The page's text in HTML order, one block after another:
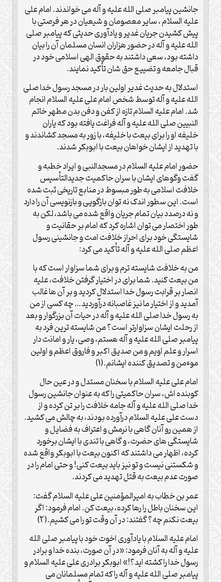
جانشین پیامبر صلی الله علیه و آله می خواندند. امام علی
علیه السلام ، سایر معصومان و شیعیان در هر فرصتی با
پیش کشیدن جریان غدیر و یادآوری حدیثی که پیامبر صلی
الله علیه و آله در حضور هزاران انسان مسلمان آن را بیان
داشته بود، سعی داشتند به حقوق الهی اسلامی خود در
قبال جامعه و تضییع حق شان تأکید نمایند.
استدلال به حدیث غدیر اولین بار در مسجد رسول خدا صلی
الله علیه و آله توسط شخص امام علی علیه السلام انجام
شد. امام علیه السلام تازه از کفن و دفن بدن مطهر خاتم
النبیین صلی الله علیه و آله فراغت یافته بود که یاران
خلیفه او را برای بیعت با خلیفه، با زور به مسجد کشاندند و
با تهدید از ایشان خواهان بیعت با ابوبکر شدند.
حضور امام علیه السلام در مسجدالنبی و ایراد خطبه و
گفت وگوهای ایشان با سران حاکمیت جدیدالتأسیس
خلافت اسلامی به طور مبسوط در منابع تاریخی ثبت شده
است. این سطور اندک نه توان بازگویی و بازنویسی آن را دارد
و نه درصدد بیان تمام جریان واقع شده می باشد، لکن به
طور اختصار می توان اشاره کرد که امام بر حقانیت و
شایستگی خود برای احراز خلافت امت و جانشینی رسول
اعظم صلی الله علیه و آله تأکید می کرد:
من به خلافت شایسته ترم و برای شما سزاوار است که با
من بیعت کنید. شما برای در اختیار گرفتن خلافت، علیه
انصار بر قرابت رسول خدا استدلال کردید و بر آن ها غالب
آمدید و از اختیار ما نیز غاصبانه درآوردید… چه کسی از من
به رسول خدا صلی الله علیه و آله در حیات آن بزرگوار و بعد
از رحلت ایشان سزاوارتر است؟ من شایسته ترین فرد به
پیامبر صلی الله علیه و آله هستم، وصی، یار و امانت دار
اسرار و علم اویم و من صدیق اکبر و فاروق اعظم و اولین
موءمن و تصدیق کننده ایشانم.(1)
امام علی علیه السلام با سخنان مستدل و در عین حال
کوبنده اش، سران حاکمیتی را که به عنوان جانشین رسول
خدا صلی الله علیه و آله جامه خلافت را بر تن کرده و از
دست علی علیه السلام درآورده بودند، به چالش می کشید.
از همین رو آنان گاهی با نرمش و اعتراف به فضایل و
شایستگی های حضرت، و گاهی با تندی با ایشان برخورد
کرده، اظهار می داشتند که اکنون بیعت با ابوبکر واقع شده
و شکستنی نیست و تو نیز باید بیعت کنی! و حتی امام را در
صورت عدم بیعت به قتل تهدید می کردند.
عمر بن خطاب به امیرالمؤمنین علی علیه السلام گفت:
این سخنان باطل را رها کرده، بیعت کن. امام فرمود: اگر
بیعت نکنم چه؟ گفتند: در آن وقت تو را می کشیم.(2)
امام علیه السلام با یادآوری اخوت خود با پیامبر صلی الله
علیه و آله به آنان فرمود: «در آن صورت، بنده خدا و برادر
رسول خدا را کشته اید؟!» ابوبکر برادری علی علیه السلام و
پیامبر صلی الله علیه و آله را که تمام مسلمانان می